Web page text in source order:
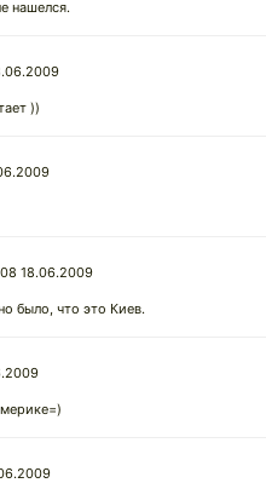
нашелся.
))
18.06.2009
было, что это Киев.